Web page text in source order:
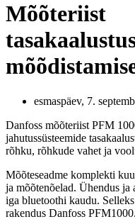
Mõõteriist
esmaspäev, 7.
Danfoss mõõteriist PFM
jahutussüsteemide
rõhku, rõhkude vahet ja
Mõõteseadme komplekti
ja mõõtenõelad. Ühendus
iga bluetoothi kaudu.
rakendus Danfoss PFM1000.